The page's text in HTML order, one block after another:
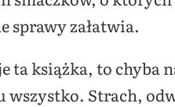
sprawy załatwia.
książka, to chyba
Strach,